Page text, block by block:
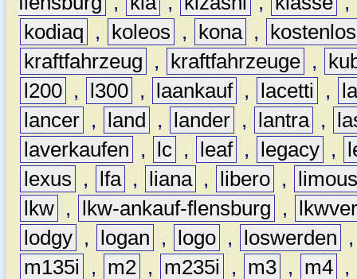
kodiaq
, koleos , kona ,
kostenlos
kraftfahrzeug
, kraftfahrzeuge ,
l200 , l300 , laankauf , lacetti ,
lancer , land , lander , lantra ,
laverkaufen
, lc , leaf , legacy ,
lexus
, lfa , liana , libero ,
lkw , lkw-ankauf-flensburg ,
lodgy , logan , logo , loswerden
m135i
, m2 , m235i , m3 , m4 ,